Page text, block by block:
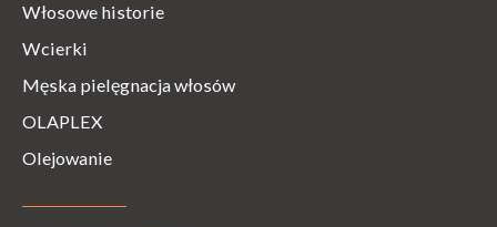
Włosowe historie
Wcierki
Męska pielęgnacja włosów
OLAPLEX
Olejowanie